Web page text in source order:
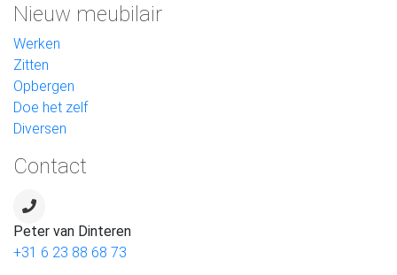
Nieuw meubilair
Werken
Zitten
Opbergen
Doe het zelf
Diversen
Contact
Peter van Dinteren
+31 6 23 88 68 73